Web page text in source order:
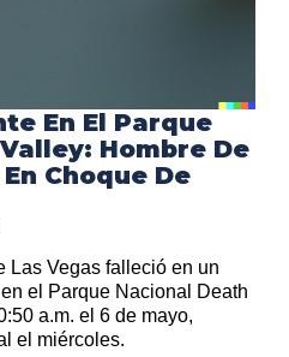
En El Parque
Hombre De
Choque De
Las Vegas falleció en un
el Parque Nacional Death
a.m. el 6 de mayo,
el miércoles.